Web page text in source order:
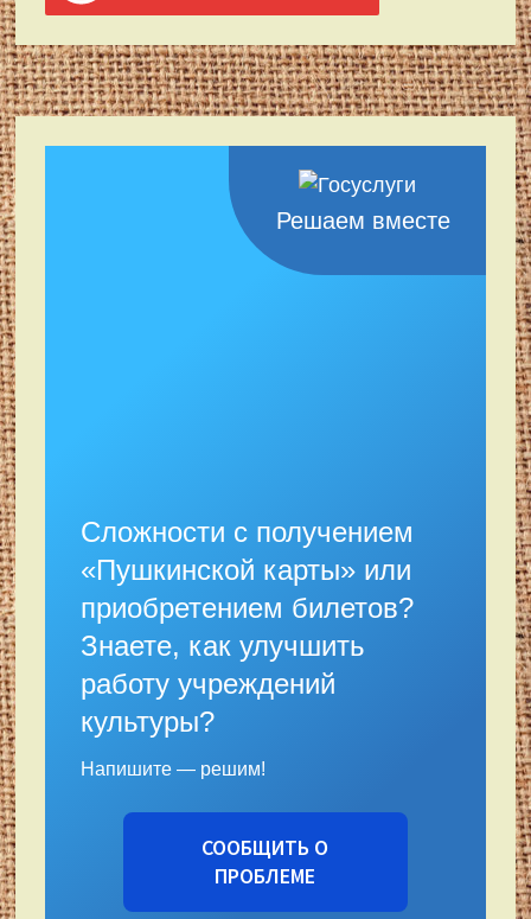
Решаем вместе
Сложности с получением
«Пушкинской карты» или
приобретением билетов?
Знаете, как улучшить
работу учреждений
культуры?
Напишите — решим!
СООБЩИТЬ О
ПРОБЛЕМЕ